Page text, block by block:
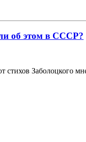
об этом в СССР?
Заболоцкого мне